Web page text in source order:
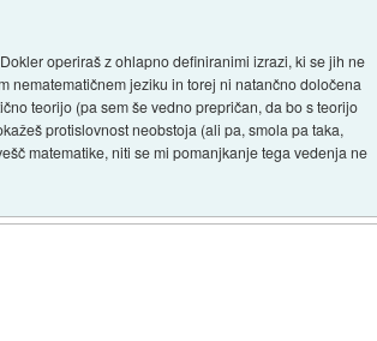
operiraš z ohlapno definiranimi izrazi, ki se jih ne
nematematičnem jeziku in torej ni natančno določena
teorijo (pa sem še vedno prepričan, da bo s teorijo
protislovnost neobstoja (ali pa, smola pa taka,
matematike, niti se mi pomanjkanje tega vedenja ne